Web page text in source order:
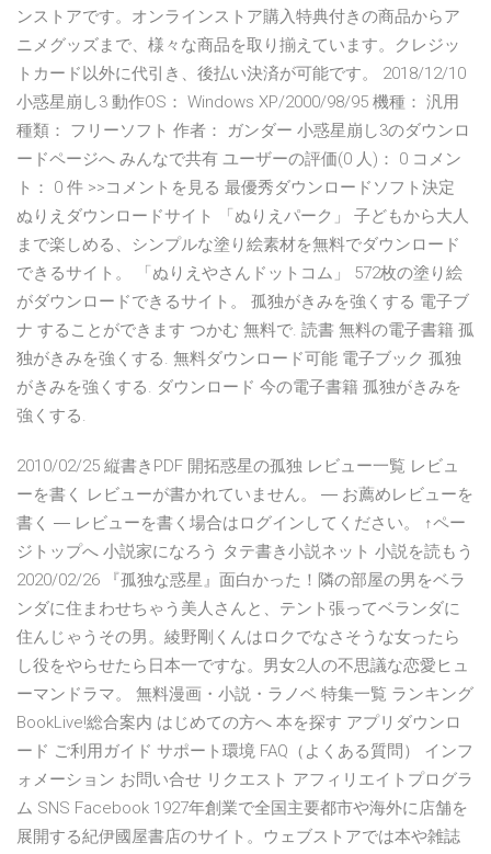
ンストアです。オンラインストア購入特典付きの商品からア
ニメグッズまで、様々な商品を取り揃えています。クレジッ
トカード以外に代引き、後払い決済が可能です。 2018/12/10
小惑星崩し3 動作OS： Windows XP/2000/98/95 機種： 汎用
種類： フリーソフト 作者： ガンダー 小惑星崩し3のダウンロ
ードページへ みんなで共有 ユーザーの評価(0 人)： 0 コメン
ト： 0 件 >>コメントを見る 最優秀ダウンロードソフト決定
ぬりえダウンロードサイト 「ぬりえパーク」 子どもから大人
まで楽しめる、シンプルな塗り絵素材を無料でダウンロード
できるサイト。 「ぬりえやさんドットコム」 572枚の塗り絵
がダウンロードできるサイト。 孤独がきみを強くする 電子ブ
ナ することができます つかむ 無料で. 読書 無料の電子書籍 孤
独がきみを強くする. 無料ダウンロード可能 電子ブック 孤独
がきみを強くする. ダウンロード 今の電子書籍 孤独がきみを
強くする.
2010/02/25 縦書きPDF 開拓惑星の孤独 レビュー一覧 レビュ
ーを書く レビューが書かれていません。 ― お薦めレビューを
書く ― レビューを書く場合はログインしてください。 ↑ペー
ジトップへ 小説家になろう タテ書き小説ネット 小説を読もう
2020/02/26 『孤独な惑星』面白かった！隣の部屋の男をベラ
ンダに住まわせちゃう美人さんと、テント張ってベランダに
住んじゃうその男。綾野剛くんはロクでなさそうな女ったら
し役をやらせたら日本一ですな。男女2人の不思議な恋愛ヒュ
ーマンドラマ。 無料漫画・小説・ラノベ 特集一覧 ランキング
BookLive!総合案内 はじめての方へ 本を探す アプリダウンロ
ード ご利用ガイド サポート環境 FAQ（よくある質問） インフ
ォメーション お問い合せ リクエスト アフィリエイトプログラ
ム SNS Facebook 1927年創業で全国主要都市や海外に店舗を
展開する紀伊國屋書店のサイト。ウェブストアでは本や雑誌